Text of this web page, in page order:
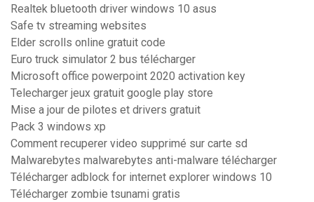
Realtek bluetooth driver windows 10 asus
Safe tv streaming websites
Elder scrolls online gratuit code
Euro truck simulator 2 bus télécharger
Microsoft office powerpoint 2020 activation key
Telecharger jeux gratuit google play store
Mise a jour de pilotes et drivers gratuit
Pack 3 windows xp
Comment recuperer video supprimé sur carte sd
Malwarebytes malwarebytes anti-malware télécharger
Télécharger adblock for internet explorer windows 10
Télécharger zombie tsunami gratis